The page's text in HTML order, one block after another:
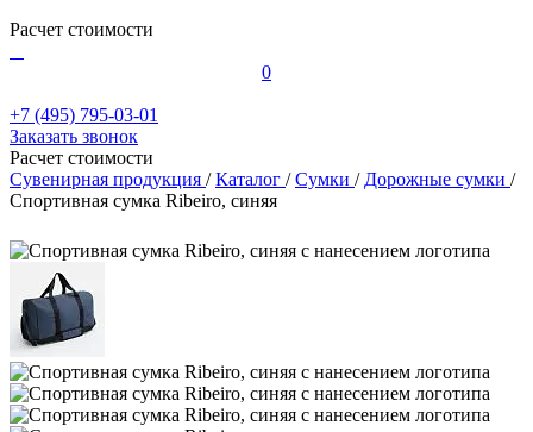
Расчет стоимости
0
+7 (495) 795-03-01
Заказать звонок
Расчет стоимости
Сувенирная продукция / Каталог / Сумки / Дорожные сумки /
Спортивная сумка Ribeiro, синяя